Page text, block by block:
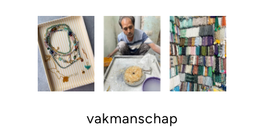
vakmanschap